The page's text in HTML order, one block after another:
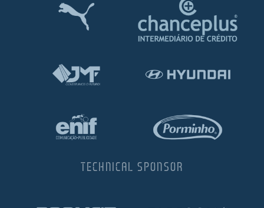
TECHNICAL SPONSOR